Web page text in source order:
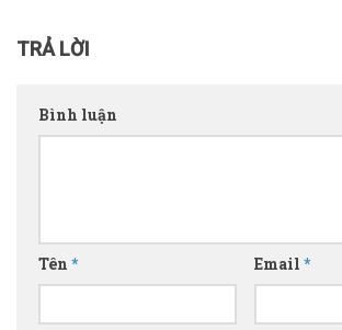
TRẢ LỜI
Bình luận
Tên * Email *